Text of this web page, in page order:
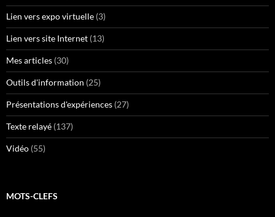
Lien vers expo virtuelle (3)
Lien vers site Internet (13)
Mes articles (30)
Outils d'information (25)
Présentations d'expériences (27)
Texte relayé (137)
Vidéo (55)
MOTS-CLEFS